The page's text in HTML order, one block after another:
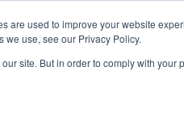
are used to improve your website
we use, see our Privacy Policy.
site. But in order to comply with
stories The